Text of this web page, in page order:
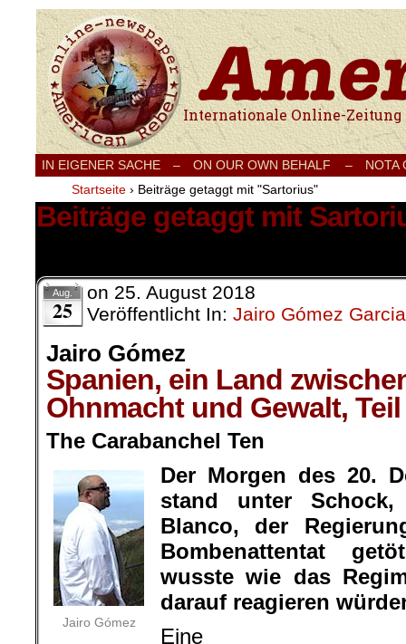
Internationale Onlinezeitung für Frieden,
IN EIGENER SACHE – ON OUR OWN BEHALF –
NOTA
Startseite › Beiträge getaggt mit "Sartorius"
Beiträge getaggt mit
Aug.
25
on 25. August 2018
Veröffentlicht In: Jairo Gómez Garcia
Jairo Gómez
Spanien, ein Land
Ohnmacht und Gewalt, Teil
The Carabanchel Ten
Jairo Gómez
Der Morgen des 20.
stand unter
Blanco, der
Bombenattentat
wusste wie das
darauf reagieren
Eine